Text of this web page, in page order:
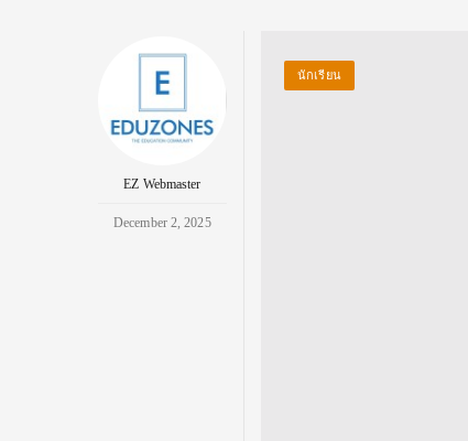
EZ Webmaster
December 2, 2025
นักเรียน